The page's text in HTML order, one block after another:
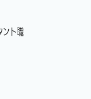
ント職